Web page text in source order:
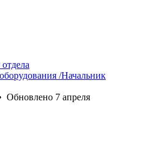
/Начальник
Обновлено 7 апреля